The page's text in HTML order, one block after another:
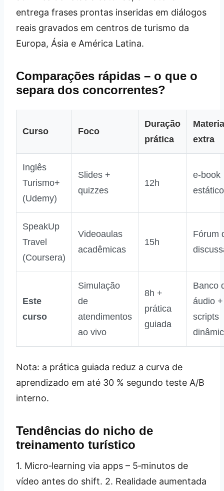
entrega frases prontas inseridas em diálogos
reais gravados em centros de turismo da
Europa, Ásia e América Latina.
Comparações rápidas – o que o
separa dos concorrentes?
Curso Foco
Duração
prática
extra
Inglês
Turismo+
(Udemy)
Slides +
quizzes
12h
e‑book
estático
SpeakUp
Travel
(Coursera)
Videoaulas
acadêmicas
15h
Fórum
Este
curso
Simulação
de
atendimentos
ao vivo
8h +
prática
guiada
Banco
áudio +
scripts
Nota: a prática guiada reduz a curva de
aprendizado em até 30 % segundo teste A/B
interno.
Tendências do nicho de
treinamento turístico
1. Micro‑learning via apps – 5‑minutos de
vídeo antes do shift. 2. Realidade aumentada